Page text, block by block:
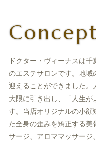
ドクター・ヴィーナスは
のエステサロンです。地域
迎えることができました。
大限に引き出し、「人生が
す。当店オリジナルの小顔
た全身の歪みを矯正する美
サージ、アロママッサージ